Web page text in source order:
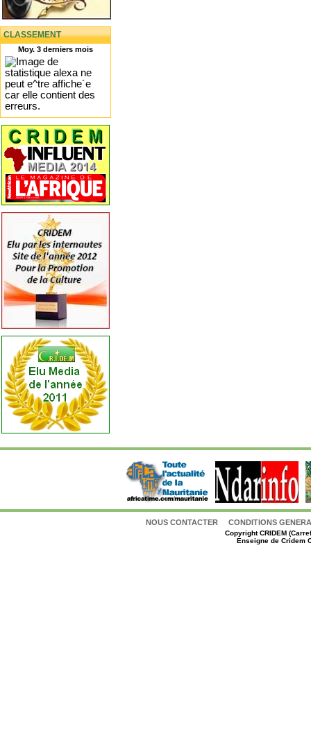
CLASSEMENT
Moy. 3 derniers mois
NOUS CONTACTER CONDITIONS
CopyrightCRIDEM
Enseigne de Cridem